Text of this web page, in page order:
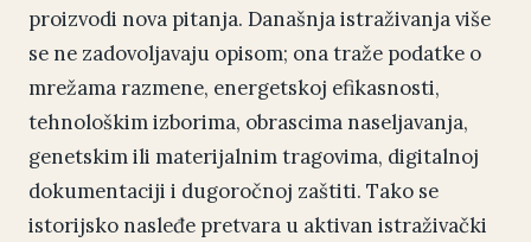
proizvodi nova pitanja. Današnja istraživanja više
se ne zadovoljavaju opisom; ona traže podatke o
mrežama razmene, energetskoj efikasnosti,
tehnološkim izborima, obrascima naseljavanja,
genetskim ili materijalnim tragovima, digitalnoj
dokumentaciji i dugoročnoj zaštiti. Tako se
istorijsko nasleđe pretvara u aktivan istraživački